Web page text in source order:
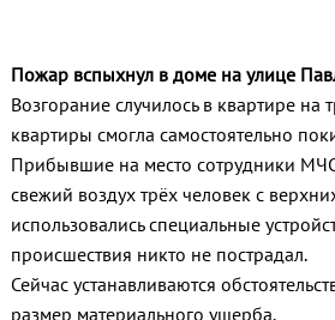
Пожар вспыхнул в доме на улице
Возгорание случилось в квартире на
квартиры смогла самостоятельно
Прибывшие на место сотрудники
свежий воздух трёх человек с
использовались специальные
происшествия никто не пострадал.
Сейчас устанавливаются
размер материального ущерба.